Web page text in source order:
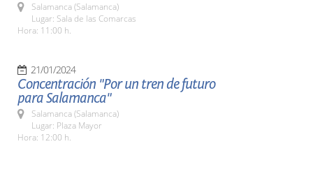
Salamanca (Salamanca)
Lugar: Sala de las Comarcas
Hora: 11:00 h.
21/01/2024
Concentración "Por un tren de futuro
para Salamanca"
Salamanca (Salamanca)
Lugar: Plaza Mayor
Hora: 12:00 h.